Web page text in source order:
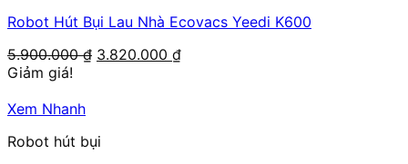
Robot Hút Bụi Lau Nhà Ecovacs Yeedi K600
5.900.000₫ Giá
3.820.000 ₫Giá
Giảm giá!
Xem Nhanh
Robot hút bụi